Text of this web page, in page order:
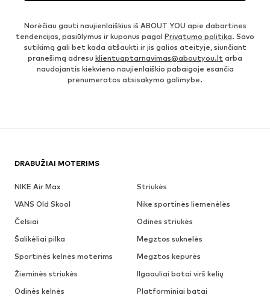
Norėčiau gauti naujienlaiškius iš ABOUT YOU apie dabartines
tendencijas, pasiūlymus ir kuponus pagal Privatumo politika. Savo
sutikimą gali bet kada atšaukti ir jis galios ateityje, siunčiant
pranešimą adresu klientuaptarnavimas@aboutyou.lt arba
naudojantis kiekvieno naujienlaiškio pabaigoje esančia
prenumeratos atsisakymo galimybe.
DRABUŽIAI MOTERIMS
NIKE Air Max
Striukės
VANS Old Skool
Nike sportinės liemenėlės
Čelsiai
Odinės striukės
Šalikėliai pilka
Megztos suknelės
Sportinės kelnės moterims
Megztos kepurės
Žieminės striukės
Ilgaauliai batai virš kelių
Odinės kelnės
Platforminiai batai